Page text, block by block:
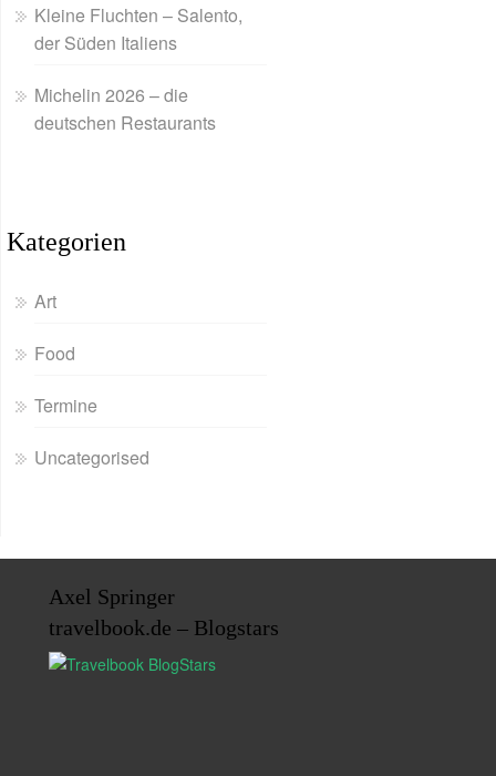
Kleine Fluchten – Salento,
der Süden Italiens
Michelin 2026 – die
deutschen Restaurants
Kategorien
Art
Food
Termine
Uncategorised
Axel Springer
travelbook.de – Blogstars